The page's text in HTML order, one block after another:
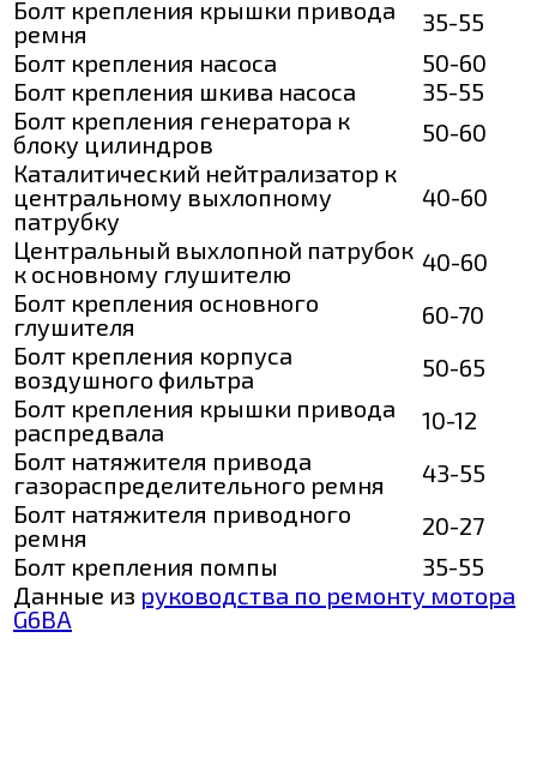
Болт крепления крышки привода
ремня
35-55
Болт крепления насоса
50-60
Болт крепления шкива насоса
35-55
Болт крепления генератора к
блоку цилиндров
50-60
Каталитический нейтрализатор к
центральному выхлопному
патрубку
40-60
Центральный выхлопной патрубок
к основному глушителю
40-60
Болт крепления основного
глушителя
60-70
Болт крепления корпуса
воздушного фильтра
50-65
Болт крепления крышки привода
распредвала
10-12
Болт натяжителя привода
газораспределительного ремня
43-55
Болт натяжителя приводного
ремня
20-27
Болт крепления помпы
35-55
Данные из руководства по ремонту мотора
G6BA